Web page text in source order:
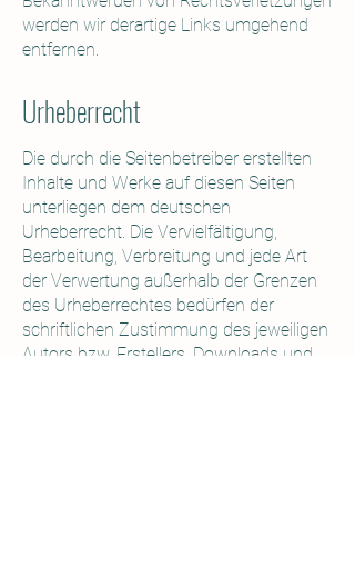
werden wir derartige Links umgehend
entfernen.
Urheberrecht
Die durch die Seitenbetreiber erstellten
Inhalte und Werke auf diesen Seiten
unterliegen dem deutschen
Urheberrecht. Die Vervielfältigung,
Bearbeitung, Verbreitung und jede Art
der Verwertung außerhalb der Grenzen
des Urheberrechtes bedürfen der
schriftlichen Zustimmung des jeweiligen
Autors bzw. Erstellers. Downloads und